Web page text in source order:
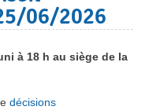
06/2026
à 18 h au siège de la
décisions